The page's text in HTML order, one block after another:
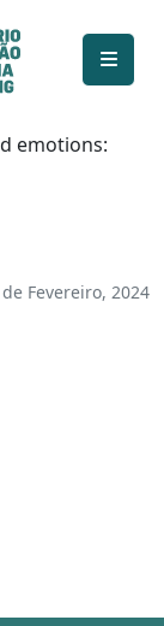
emotions:
Fevereiro, 2024